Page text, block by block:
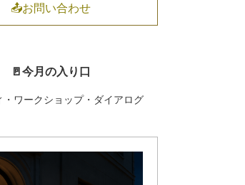
📤お問い合わせ
🚪今月の入り口
・ワークショップ・ダイアログ